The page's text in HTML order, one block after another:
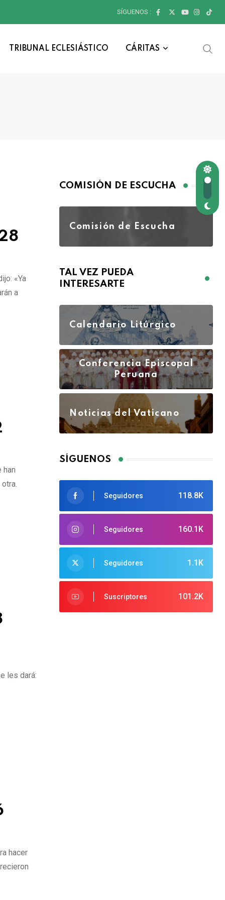
SÍGUENOS :
TRIBUNAL ECLESIÁSTICO CÁRITAS
«Ya
a
han
les dará:
hacer
COMISIÓN DE ESCUCHA
Comisión de Escucha
TAL VEZ PUEDA
INTERESARTE
Calendario Litúrgico
Conferencia Episcopal
Peruana
Noticias del Vaticano
SÍGUENOS
118.8K
Seguidores
160.1K
Seguidores
1.1K
Seguidores
101.2K
Suscriptores